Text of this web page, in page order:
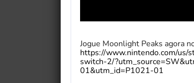
Jogue Moonlight Peaks agora
https://www.nintendo.com/
switch-2/
01&utm_id=P1021-01